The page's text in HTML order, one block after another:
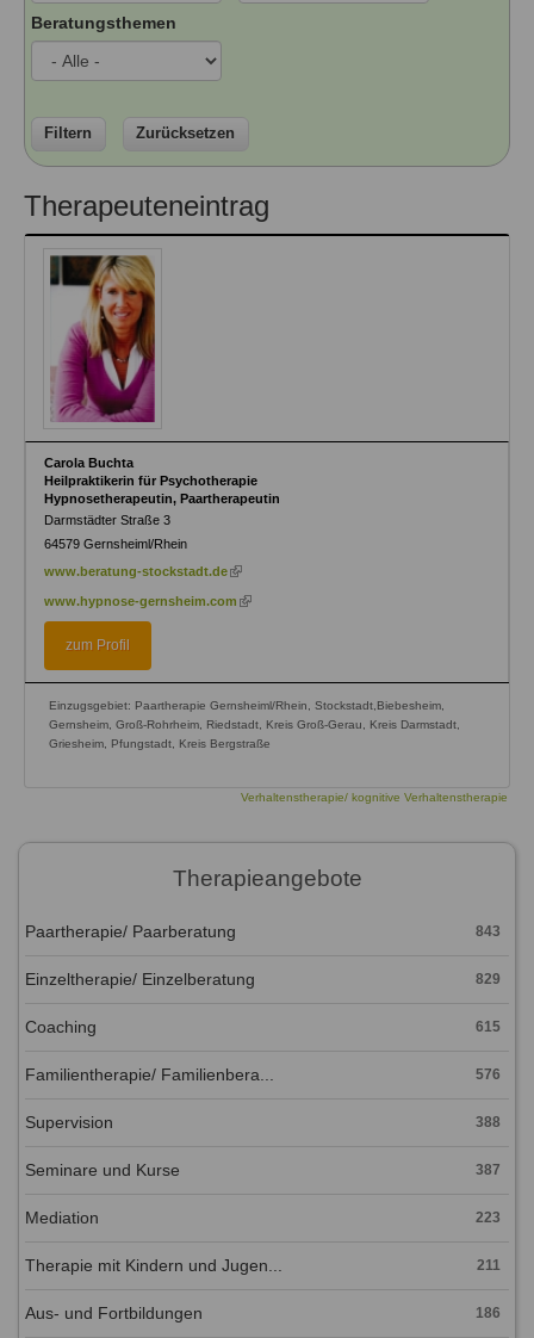
Qualitätssicherung
Qualität unserer Therapeuten
Familienthemen
Veranstaltungen
Seminare und Kurse
Fortbildungen
Ausbildungsinstitute
Information über Qualifikation
Liste der Fachverbände
vergessen?
Anmelden
Sitemap
Links
Formular zur Registrierung
Beratungsthemen
Filtern Zurücksetzen
Therapeuteneintrag
Carola Buchta
Heilpraktikerin für Psychotherapie
Hypnosetherapeutin, Paartherapeutin
Darmstädter Straße 3
64579 Gernsheiml/Rhein
www.beratung-stockstadt.de (link
external)
www.hypnose-gernsheim.com (link
zum Profil
Einzugsgebiet: Paartherapie Gernsheiml/Rhein, Stockstadt,Biebesheim,
Gernsheim, Groß-Rohrheim, Riedstadt, Kreis Groß-Gerau, Kreis Darmstadt,
Griesheim, Pfungstadt, Kreis Bergstraße
Verhaltenstherapie/ kognitive Verhaltenstherapie
Therapieangebote
Paartherapie/ Paarberatung 843
Einzeltherapie/ Einzelberatung 829
Coaching 615
Familientherapie/ Familienbera... 576
Supervision 388
Seminare und Kurse 387
Mediation 223
Therapie mit Kindern und Jugen... 211
Aus- und Fortbildungen 186